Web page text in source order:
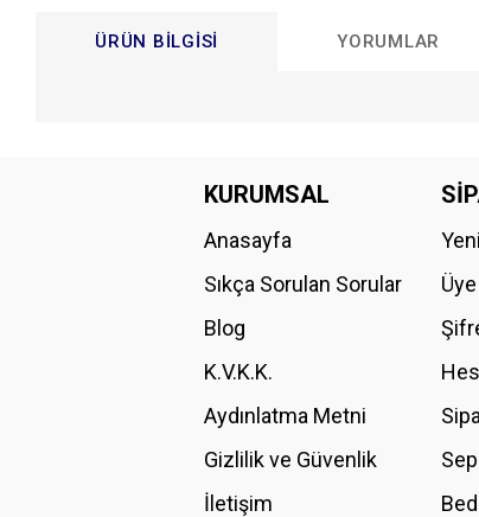
ÜRÜN BILGISI YORUMLAR
Ürün resmi kalitesiz, bozuk veya görüntülenemiyor.
Ürün fiyatı diğer sitelerden daha pahalı.
Bu ürüne benzer farklı alternatifler olmalı.
KURUMSAL
Anasayfa
Sıkça Sorulan Sorular
Blog
K.V.K.K.
Aydınlatma Metni
Gizlilik ve Güvenlik
İletişim